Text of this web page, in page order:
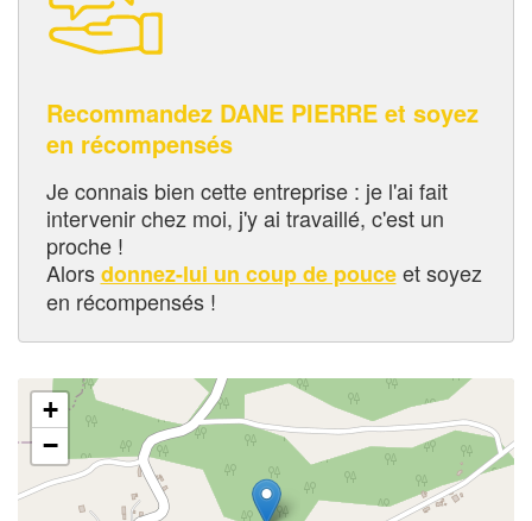
Recommandez DANE PIERRE et soyez
en récompensés
Je connais bien cette entreprise : je l'ai fait
intervenir chez moi, j'y ai travaillé, c'est un
proche !
Alorsdonnez-lui un coup de pouceet soyez
en récompensés !
+
−